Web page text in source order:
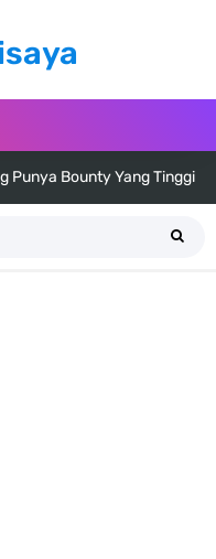
Yang Sangat Kagum Pada